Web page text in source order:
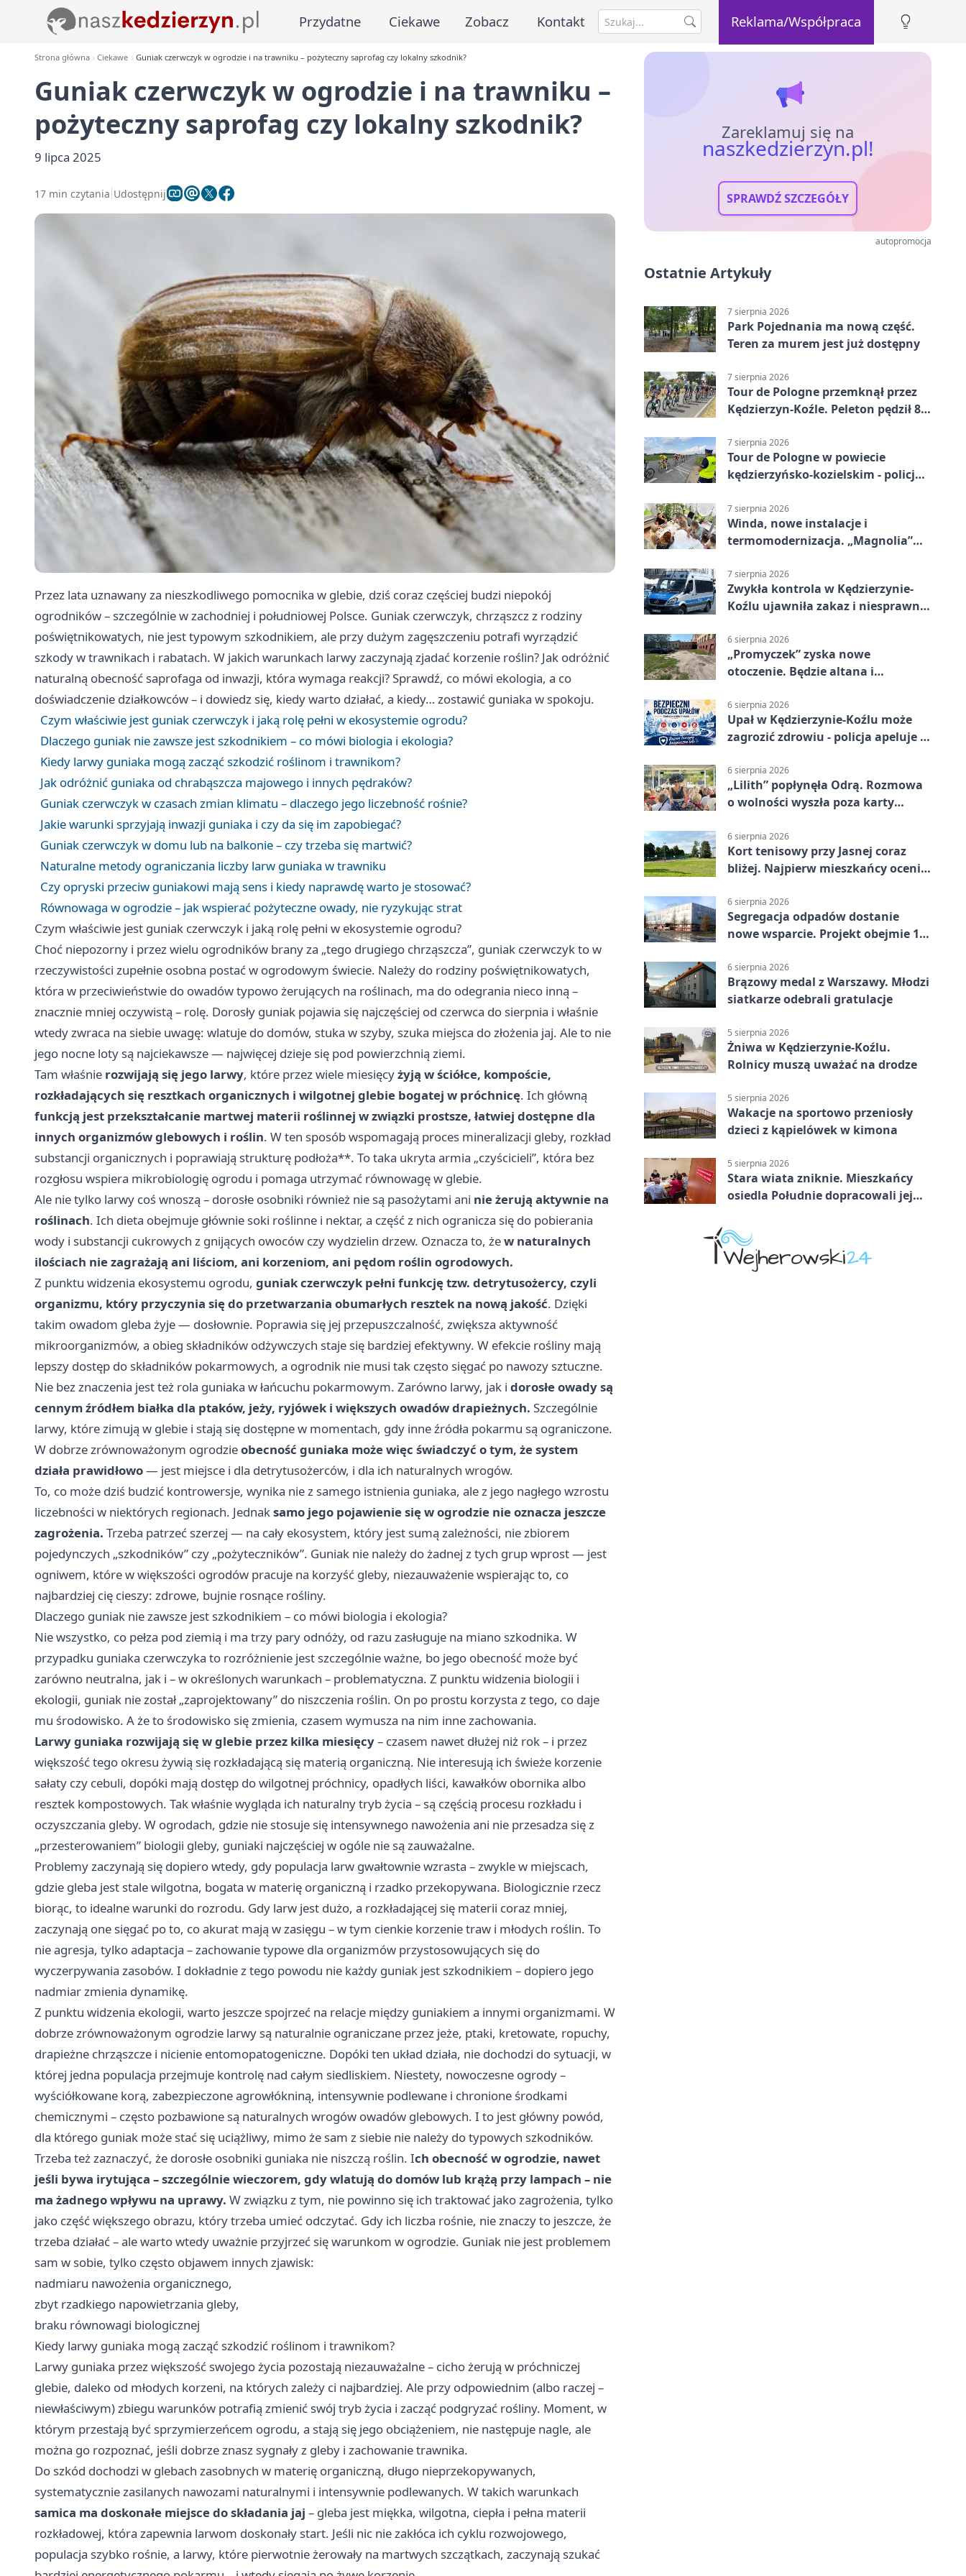
Przydatne Ciekawe Zobacz Kontakt Reklama/Współpraca
Strona główna Ciekawe Guniak czerwczyk w ogrodzie i na trawniku – pożyteczny saprofag czy lokalny szkodnik?
Guniak czerwczyk w ogrodzie i na trawniku –
pożyteczny saprofag czy lokalny szkodnik?
9 lipca 2025
17 min czytania Udostępnij
Przez lata uznawany za nieszkodliwego pomocnika w glebie, dziś coraz częściej budzi niepokój
ogrodników – szczególnie w zachodniej i południowej Polsce. Guniak czerwczyk, chrząszcz z rodziny
poświętnikowatych, nie jest typowym szkodnikiem, ale przy dużym zagęszczeniu potrafi wyrządzić
szkody w trawnikach i rabatach. W jakich warunkach larwy zaczynają zjadać korzenie roślin? Jak odróżnić
naturalną obecność saprofaga od inwazji, która wymaga reakcji? Sprawdź, co mówi ekologia, a co
doświadczenie działkowców – i dowiedz się, kiedy warto działać, a kiedy… zostawić guniaka w spokoju.
Czym właściwie jest guniak czerwczyk i jaką rolę pełni w ekosystemie ogrodu?
Dlaczego guniak nie zawsze jest szkodnikiem – co mówi biologia i ekologia?
Kiedy larwy guniaka mogą zacząć szkodzić roślinom i trawnikom?
Jak odróżnić guniaka od chrabąszcza majowego i innych pędraków?
Guniak czerwczyk w czasach zmian klimatu – dlaczego jego liczebność rośnie?
Jakie warunki sprzyjają inwazji guniaka i czy da się im zapobiegać?
Guniak czerwczyk w domu lub na balkonie – czy trzeba się martwić?
Naturalne metody ograniczania liczby larw guniaka w trawniku
Czy opryski przeciw guniakowi mają sens i kiedy naprawdę warto je stosować?
Równowaga w ogrodzie – jak wspierać pożyteczne owady, nie ryzykując strat
Czym właściwie jest guniak czerwczyk i jaką rolę pełni w ekosystemie ogrodu?
Choć niepozorny i przez wielu ogrodników brany za „tego drugiego chrząszcza”, guniak czerwczyk to w
rzeczywistości zupełnie osobna postać w ogrodowym świecie. Należy do rodziny poświętnikowatych,
która w przeciwieństwie do owadów typowo żerujących na roślinach, ma do odegrania nieco inną –
znacznie mniej oczywistą – rolę. Dorosły guniak pojawia się najczęściej od czerwca do sierpnia i właśnie
wtedy zwraca na siebie uwagę: wlatuje do domów, stuka w szyby, szuka miejsca do złożenia jaj. Ale to nie
jego nocne loty są najciekawsze — najwięcej dzieje się pod powierzchnią ziemi.
Tam właśnie rozwijają się jego larwy, które przez wiele miesięcyżyją w ściółce, kompoście,
rozkładających się resztkach organicznych i wilgotnej glebie bogatej w próchnicę. Ich główną
funkcją jest przekształcanie martwej materii roślinnej w związki prostsze, łatwiej dostępne dla
innych organizmów glebowych i roślin. W ten sposób wspomagają proces mineralizacji gleby, rozkład
substancji organicznych i poprawiają strukturę podłoża**. To taka ukryta armia „czyścicieli”, która bez
rozgłosu wspiera mikrobiologię ogrodu i pomaga utrzymać równowagę w glebie.
Ale nie tylko larwy coś wnoszą – dorosłe osobniki również nie są pasożytami ani nie żerują aktywnie na
roślinach. Ich dieta obejmuje głównie soki roślinne i nektar, a część z nich ogranicza się do pobierania
wody i substancji cukrowych z gnijących owoców czy wydzielin drzew. Oznacza to, żew naturalnych
ilościach nie zagrażają ani liściom, ani korzeniom, ani pędom roślin ogrodowych.
Z punktu widzenia ekosystemu ogrodu, guniak czerwczyk pełni funkcję tzw. detrytusożercy, czyli
organizmu, który przyczynia się do przetwarzania obumarłych resztek na nową jakość. Dzięki
takim owadom gleba żyje — dosłownie. Poprawia się jej przepuszczalność, zwiększa aktywność
mikroorganizmów, a obieg składników odżywczych staje się bardziej efektywny. W efekcie rośliny mają
lepszy dostęp do składników pokarmowych, a ogrodnik nie musi tak często sięgać po nawozy sztuczne.
Nie bez znaczenia jest też rola guniaka w łańcuchu pokarmowym. Zarówno larwy, jak i dorosłe owady są
cennym źródłem białka dla ptaków, jeży, ryjówek i większych owadów drapieżnych. Szczególnie
larwy, które zimują w glebie i stają się dostępne w momentach, gdy inne źródła pokarmu są ograniczone.
W dobrze zrównoważonym ogrodzieobecność guniaka może więc świadczyć o tym, że system
działa prawidłowo— jest miejsce i dla detrytusożerców, i dla ich naturalnych wrogów.
To, co może dziś budzić kontrowersje, wynika nie z samego istnienia guniaka, ale z jego nagłego wzrostu
liczebności w niektórych regionach. Jednaksamo jego pojawienie się w ogrodzie nie oznacza jeszcze
zagrożenia. Trzeba patrzeć szerzej — na cały ekosystem, który jest sumą zależności, nie zbiorem
pojedynczych „szkodników” czy „pożyteczników”. Guniak nie należy do żadnej z tych grup wprost — jest
ogniwem, które w większości ogrodów pracuje na korzyść gleby, niezauważenie wspierając to, co
najbardziej cię cieszy: zdrowe, bujnie rosnące rośliny.
Dlaczego guniak nie zawsze jest szkodnikiem – co mówi biologia i ekologia?
Nie wszystko, co pełza pod ziemią i ma trzy pary odnóży, od razu zasługuje na miano szkodnika. W
przypadku guniaka czerwczyka to rozróżnienie jest szczególnie ważne, bo jego obecność może być
zarówno neutralna, jak i – w określonych warunkach – problematyczna. Z punktu widzenia biologii i
ekologii, guniak nie został „zaprojektowany” do niszczenia roślin. On po prostu korzysta z tego, co daje
mu środowisko. A że to środowisko się zmienia, czasem wymusza na nim inne zachowania.
Larwy guniaka rozwijają się w glebie przez kilka miesięcy– czasem nawet dłużej niż rok – i przez
większość tego okresu żywią się rozkładającą się materią organiczną. Nie interesują ich świeże korzenie
sałaty czy cebuli, dopóki mają dostęp do wilgotnej próchnicy, opadłych liści, kawałków obornika albo
resztek kompostowych. Tak właśnie wygląda ich naturalny tryb życia – są częścią procesu rozkładu i
oczyszczania gleby. W ogrodach, gdzie nie stosuje się intensywnego nawożenia ani nie przesadza się z
„przesterowaniem” biologii gleby, guniaki najczęściej w ogóle nie są zauważalne.
Problemy zaczynają się dopiero wtedy, gdy populacja larw gwałtownie wzrasta – zwykle w miejscach,
gdzie gleba jest stale wilgotna, bogata w materię organiczną i rzadko przekopywana. Biologicznie rzecz
biorąc, to idealne warunki do rozrodu. Gdy larw jest dużo, a rozkładającej się materii coraz mniej,
zaczynają one sięgać po to, co akurat mają w zasięgu – w tym cienkie korzenie traw i młodych roślin. To
nie agresja, tylko adaptacja – zachowanie typowe dla organizmów przystosowujących się do
wyczerpywania zasobów. I dokładnie z tego powodu nie każdy guniak jest szkodnikiem – dopiero jego
nadmiar zmienia dynamikę.
Z punktu widzenia ekologii, warto jeszcze spojrzeć na relacje między guniakiem a innymi organizmami. W
dobrze zrównoważonym ogrodzie larwy są naturalnie ograniczane przez jeże, ptaki, kretowate, ropuchy,
drapieżne chrząszcze i nicienie entomopatogeniczne. Dopóki ten układ działa, nie dochodzi do sytuacji, w
której jedna populacja przejmuje kontrolę nad całym siedliskiem. Niestety, nowoczesne ogrody –
wyściółkowane korą, zabezpieczone agrowłókniną, intensywnie podlewane i chronione środkami
chemicznymi – często pozbawione są naturalnych wrogów owadów glebowych. I to jest główny powód,
dla którego guniak może stać się uciążliwy, mimo że sam z siebie nie należy do typowych szkodników.
Trzeba też zaznaczyć, że dorosłe osobniki guniaka nie niszczą roślin. Ich obecność w ogrodzie, nawet
jeśli bywa irytująca – szczególnie wieczorem, gdy wlatują do domów lub krążą przy lampach – nie
ma żadnego wpływu na uprawy. W związku z tym, nie powinno się ich traktować jako zagrożenia, tylko
jako część większego obrazu, który trzeba umieć odczytać. Gdy ich liczba rośnie, nie znaczy to jeszcze, że
trzeba działać – ale warto wtedy uważnie przyjrzeć się warunkom w ogrodzie. Guniak nie jest problemem
sam w sobie, tylko często objawem innych zjawisk:
nadmiaru nawożenia organicznego,
zbyt rzadkiego napowietrzania gleby,
braku równowagi biologicznej
Kiedy larwy guniaka mogą zacząć szkodzić roślinom i trawnikom?
Larwy guniaka przez większość swojego życia pozostają niezauważalne – cicho żerują w próchniczej
glebie, daleko od młodych korzeni, na których zależy ci najbardziej. Ale przy odpowiednim (albo raczej –
niewłaściwym) zbiegu warunków potrafią zmienić swój tryb życia i zacząć podgryzać rośliny. Moment, w
którym przestają być sprzymierzeńcem ogrodu, a stają się jego obciążeniem, nie następuje nagle, ale
można go rozpoznać, jeśli dobrze znasz sygnały z gleby i zachowanie trawnika.
Do szkód dochodzi w glebach zasobnych w materię organiczną, długo nieprzekopywanych,
systematycznie zasilanych nawozami naturalnymi i intensywnie podlewanych. W takich warunkach
samica ma doskonałe miejsce do składania jaj – gleba jest miękka, wilgotna, ciepła i pełna materii
rozkładowej, która zapewnia larwom doskonały start. Jeśli nic nie zakłóca ich cyklu rozwojowego,
populacja szybko rośnie, a larwy, które pierwotnie żerowały na martwych szczątkach, zaczynają szukać
Zareklamuj się na
naszkedzierzyn.pl!
SPRAWDŹ SZCZEGÓŁY
autopromocja
Ostatnie Artykuły
7 sierpnia 2026
Park Pojednania ma nową część.
Teren za murem jest już dostępny
7 sierpnia 2026
Tour de Pologne przemknął przez
Kędzierzyn-Koźle. Peleton pędził 80
7 sierpnia 2026
Tour de Pologne w powiecie
kędzierzyńsko-kozielskim - policja
7 sierpnia 2026
Winda, nowe instalacje i
termomodernizacja. „Magnolia”
7 sierpnia 2026
Zwykła kontrola w Kędzierzynie-
Koźlu ujawniła zakaz i niesprawne
6 sierpnia 2026
„Promyczek” zyska nowe
otoczenie. Będzie altana i
6 sierpnia 2026
Upał w Kędzierzynie-Koźlu może
zagrozić zdrowiu - policja apeluje o
6 sierpnia 2026
„Lilith” popłynęła Odrą. Rozmowa
o wolności wyszła poza karty
6 sierpnia 2026
Kort tenisowy przy Jasnej coraz
bliżej. Najpierw mieszkańcy ocenią
6 sierpnia 2026
Segregacja odpadów dostanie
nowe wsparcie. Projekt obejmie 15
6 sierpnia 2026
Brązowy medal z Warszawy. Młodzi
siatkarze odebrali gratulacje
5 sierpnia 2026
Żniwa w Kędzierzynie-Koźlu.
Rolnicy muszą uważać na drodze
5 sierpnia 2026
Wakacje na sportowo przeniosły
dzieci z kąpielówek w kimona
5 sierpnia 2026
Stara wiata zniknie. Mieszkańcy
osiedla Południe dopracowali jej